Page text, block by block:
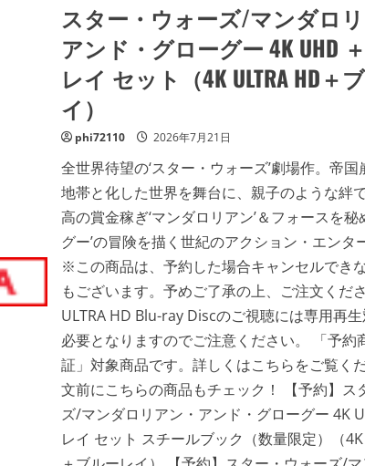
スター・ウォーズ/マンダロリ
アンド・グローグー 4K UHD
レイ セット（4K ULTRA HD＋
イ）
phi72110 2026年7月21日
全世界待望の‘スター・ウォーズ’劇場作。帝
地帯と化した世界を舞台に、親子のような絆
高の賞金稼ぎ‘マンダロリアン’＆フォースを秘
グー’の冒険を描く世紀のアクション・エンタ
※この商品は、予約した場合キャンセルでき
もございます。予めご了承の上、ご注文くだ
ULTRA HD Blu-ray Discのご視聴には専用再
必要となりますのでご注意ください。 「予約
証」対象商品です。詳しくはこちらをご覧く
文前にこちらの商品もチェック！ 【予約】ス
ズ/マンダロリアン・アンド・グローグー 4K
レイ セット スチールブック（数量限定）（